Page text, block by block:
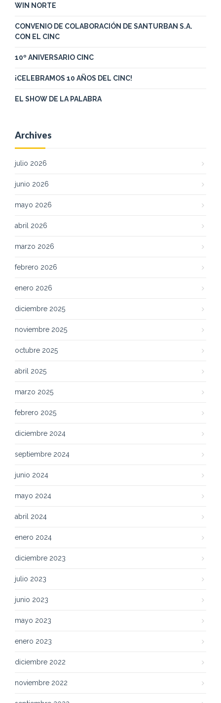
WIN NORTE
CONVENIO DE COLABORACIÓN DE SANTURBAN S.A.
CON EL CINC
10º ANIVERSARIO CINC
¡CELEBRAMOS 10 AÑOS DEL CINC!
EL SHOW DE LA PALABRA
Archives
julio 2026
junio 2026
mayo 2026
abril 2026
marzo 2026
febrero 2026
enero 2026
diciembre 2025
noviembre 2025
octubre 2025
abril 2025
marzo 2025
febrero 2025
diciembre 2024
septiembre 2024
junio 2024
mayo 2024
abril 2024
enero 2024
diciembre 2023
julio 2023
junio 2023
mayo 2023
enero 2023
diciembre 2022
noviembre 2022